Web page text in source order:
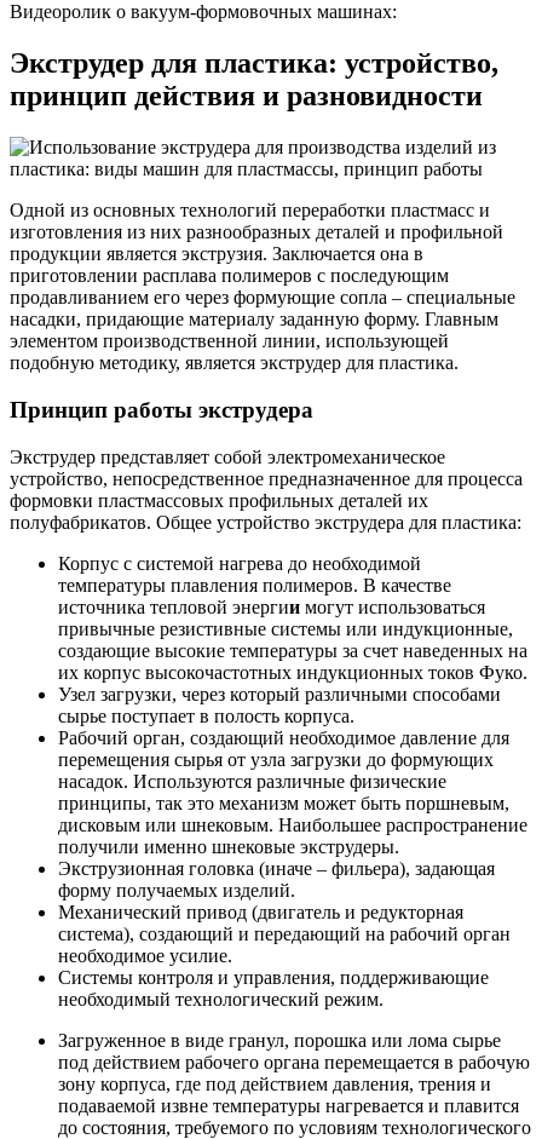
Видеоролик о вакуум-формовочных машинах:
Экструдер для пластика: устройство,
принцип действия и разновидности
Одной из основных технологий переработки пластмасс и
изготовления из них разнообразных деталей и профильной
продукции является экструзия. Заключается она в
приготовлении расплава полимеров с последующим
продавливанием его через формующие сопла – специальные
насадки, придающие материалу заданную форму. Главным
элементом производственной линии, использующей
подобную методику, является экструдер для пластика.
Принцип работы экструдера
Экструдер представляет собой электромеханическое
устройство, непосредственное предназначенное для процесса
формовки пластмассовых профильных деталей их
полуфабрикатов. Общее устройство экструдера для пластика:
Корпус с системой нагрева до необходимой
температуры плавления полимеров. В качестве
источника тепловой энергии могут использоваться
привычные резистивные системы или индукционные,
создающие высокие температуры за счет наведенных на
их корпус высокочастотных индукционных токов Фуко.
Узел загрузки, через который различными способами
сырье поступает в полость корпуса.
Рабочий орган, создающий необходимое давление для
перемещения сырья от узла загрузки до формующих
насадок. Используются различные физические
принципы, так это механизм может быть поршневым,
дисковым или шнековым. Наибольшее распространение
получили именно шнековые экструдеры.
Экструзионная головка (иначе – фильера), задающая
форму получаемых изделий.
Механический привод (двигатель и редукторная
система), создающий и передающий на рабочий орган
необходимое усилие.
Системы контроля и управления, поддерживающие
необходимый технологический режим.
Загруженное в виде гранул, порошка или лома сырье
под действием рабочего органа перемещается в рабочую
зону корпуса, где под действием давления, трения и
подаваемой извне температуры нагревается и плавится
до состояния, требуемого по условиям технологического